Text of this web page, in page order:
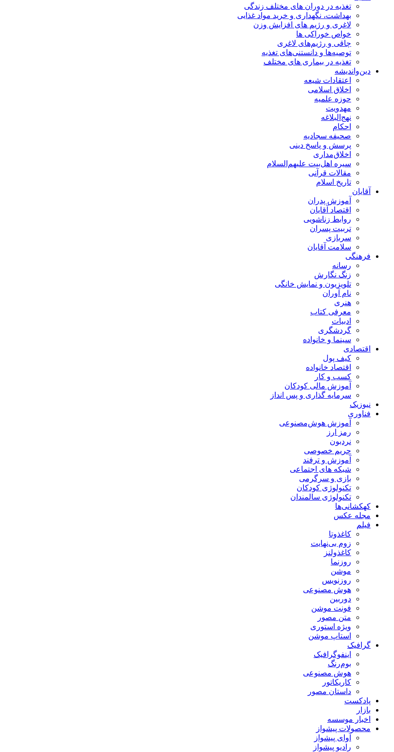
تغذیه در دوران های مختلف زندگی
بهداشت، نگهداری و خرید مواد غذایی
لاغری و رژیم های افزایش وزن
خواص خوراكی ها
چاقی و رژیم‌های لاغری
توصیه‌ها و دانستنی‌های تغذیه
تغذیه در بیماری های مختلف
دین‌واندیشه
اعتقادات شیعه
اخلاق اسلامی
حوزه علمیه
مهدویت
نهج‌البلاغه
احکام
صحیفه سجادیه
پرسش و پاسخ دینی
اخلاق‌مداری
سیره اهل‌بیت علیهم‌السلام
مقالات قرآنی
تاریخ اسلام
آقایان
آموزش پدران
اقتصاد آقایان
روابط زناشویی
تربیت پسران
سربازی
سلامت آقایان
فرهنگی
رسانه
زنگ نگارش
تلویزیون و نمایش خانگی
نام آوران
هنری
معرفی کتاب
ادبیات
گردشگری
سینما و خانواده
اقتصادی
کیف پول
اقتصاد خانواده
کسب و کار
آموزش مالی کودکان
سرمایه گذاری و پس انداز
نیوزیک
فناوری
آموزش هوش‌مصنوعی
رمز ارز
نردبون
حریم خصوصی
آموزش و ترفند
شبکه های اجتماعی
بازی و سرگرمی
تکنولوژی کودکان
تکنولوژی سالمندان
کهکشانی‌ها
مجله عکس
فیلم
کاغذوتا
زوم بی‌نهایت
کاغذولنز
روزنما
موشن
روزنویس
هوش مصنوعی
دوربین
فونت موشن
متن مصور
ویژه استوری
استاپ موشن
گرافیک
اینفوگرافیک
بوم‌رنگ
هوش مصنوعی
کاریکاتور
داستان مصور
پادکست
بازار
اخبار موسسه
محصولات پیشواز
آوای پیشواز
رادیو پیشواز